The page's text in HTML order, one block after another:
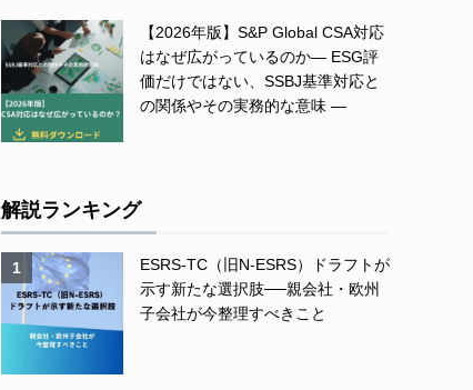
【2026年版】S&P Global CSA対応
はなぜ広がっているのか― ESG評
価だけではない、SSBJ基準対応と
の関係やその実務的な意味 ―
解説ランキング
1
ESRS-TC（旧N-ESRS）ドラフトが
示す新たな選択肢──親会社・欧州
子会社が今整理すべきこと